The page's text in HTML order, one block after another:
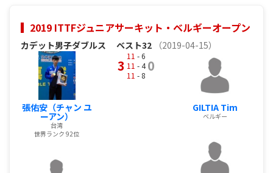
2019 ITTFジュニアサーキット・ベルギーオープン
カデット男子ダブルス ベスト32 （2019-04-15）
張佑安（チャン ユ
ーアン）
台湾
世界ランク 92位
3
11 - 6
11 - 4
11 - 8
0
GILTIA Tim
ベルギー